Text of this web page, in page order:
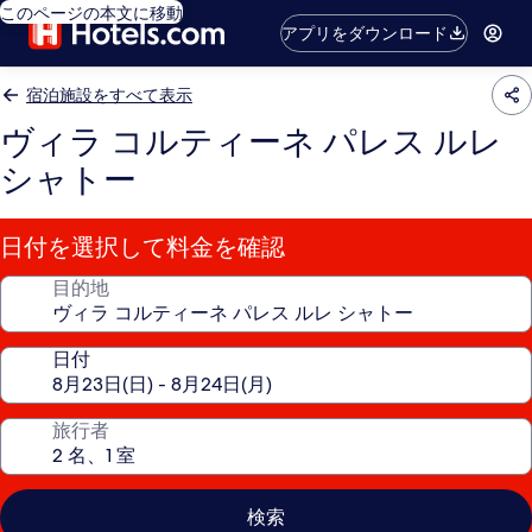
このページの本文に移動
アプリをダウンロード
宿泊施設をすべて表示
ヴィラ コルティーネ パレス ルレ
シャトー
日付を選択して料金を確認
目的地
日付
旅行者
検索